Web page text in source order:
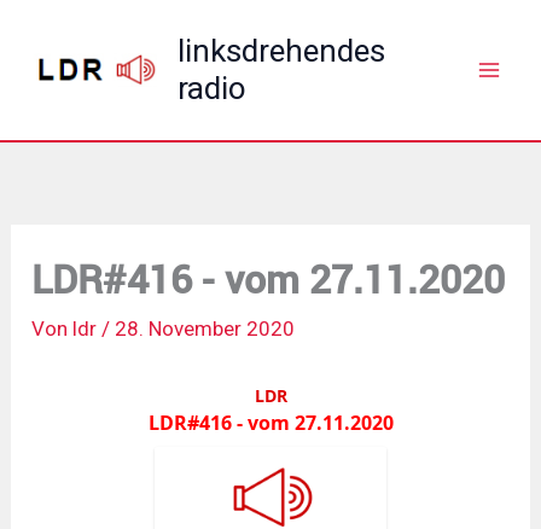
springen
linksdrehendes
radio
LDR#416 - vom 27.11.2020
Von ldr / 28. November 2020